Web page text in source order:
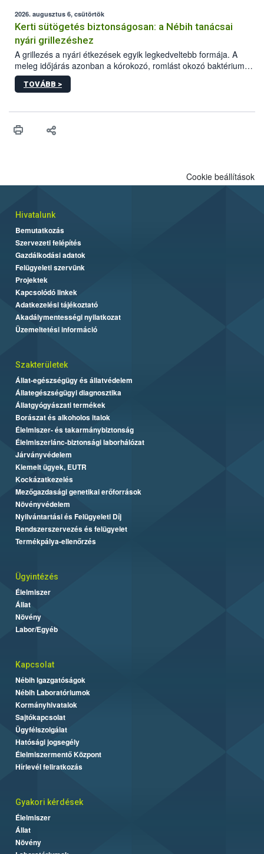
érésű szőlőkben is legyen lehetőség a károsító elleni további
védekezésre. Az Oroganic készítmény kis kiszerelésben kiskerti
felhasználók számára is elérhető és ökológiai termesztésben is
engedélyezett.
2026. augusztus 6, csütörtök
Kerti sütögetés biztonságosan: a Nébih tanácsai
nyári grillezéshez
A grillezés a nyári étkezések egyik legkedveltebb formája. A
meleg időjárás azonban a kórokozó, romlást okozó baktériumok
gyorsabb szaporodásának is kedvez. A szabadtéri sütögetés
ezért nem csupán a megfelelő sütési technikáról szól: legalább
higiéniai szabályok betartása, a megfelelő hőkezelés, valamint a
biztonsági Hivatal (Nébih) Oktatási Programja összegyűjtötte a
TOVÁBB >
Cookie beállítások
Hivatalunk
Bemutatkozás
Szervezeti felépítés
Gazdálkodási adatok
Felügyeleti szervünk
Projektek
Kapcsolódó linkek
Adatkezelési tájékoztató
Akadálymentességi nyilatkozat
Üzemeltetési információ
Szakterületek
Állat-egészségügy és állatvédelem
Állategészségügyi diagnosztika
Állatgyógyászati termékek
Borászat és alkoholos italok
Élelmiszer- és takarmánybiztonság
Élelmiszerlánc-biztonsági laborhálózat
Járványvédelem
Kiemelt ügyek, EUTR
Kockázatkezelés
Mezőgazdasági genetikai erőforrások
Növényvédelem
Nyilvántartási és Felügyeleti Díj
Rendszerszervezés és felügyelet
Termékpálya-ellenőrzés
Ügyintézés
Élelmiszer
Állat
Növény
Labor/Egyéb
Kapcsolat
Nébih Igazgatóságok
Nébih Laboratóriumok
Kormányhivatalok
Sajtókapcsolat
Ügyfélszolgálat
Hatósági jogsegély
Élelmiszermentő Központ
Hírlevél feliratkozás
Gyakori kérdések
Élelmiszer
Állat
Növény